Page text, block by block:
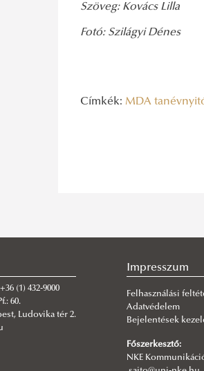
Szöveg: Kovács Lilla
Fotó: Szilágyi Dénes
Címkék: MDA
(1) 432-9000
60.
Ludovika tér 2.
Impresszum
Felhasználási
Adatvédelem
Bejelentések
Főszerkesztő:
NKE